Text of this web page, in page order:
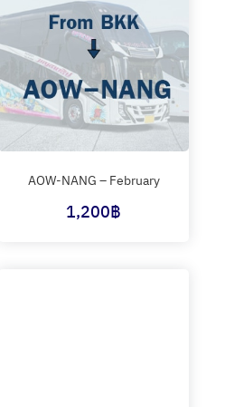
AOW-NANG – February
1,200฿